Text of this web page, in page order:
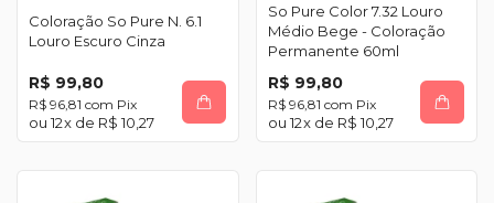
Coloração So Pure N. 6.1
Louro Escuro Cinza
R$ 99,80
R$ 96,81 com Pix
12x de R$ 10,27
So Pure Color 7.32 Louro
Médio Bege - Coloração
Permanente 60ml
R$ 99,80
R$ 96,81 com Pix
12x de R$ 10,27